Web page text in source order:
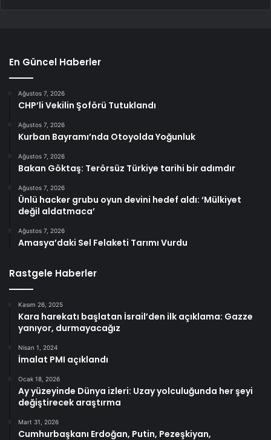
En Güncel Haberler
Ağustos 7, 2026
CHP’li Vekilin Şoförü Tutuklandı
Ağustos 7, 2026
Kurban Bayramı’nda Otoyolda Yoğunluk
Ağustos 7, 2026
Bakan Göktaş: Terörsüz Türkiye tarihi bir adımdır
Ağustos 7, 2026
Ünlü hacker grubu oyun devini hedef aldı: ‘Mülkiyet
değil aldatmaca’
Ağustos 7, 2026
Amasya’daki Sel Felaketi Tarımı Vurdu
Rastgele Haberler
Kasım 26, 2025
Kara harekatı başlatan İsrail’den ilk açıklama: Gazze
yanıyor, durmayacağız
Nisan 1, 2024
İmalat PMI açıklandı
Ocak 18, 2026
Ay yüzeyinde Dünya izleri: Uzay yolculuğunda her şeyi
değiştirecek araştırma
Mart 31, 2026
Cumhurbaşkanı Erdoğan, Putin, Pezeşkiyan,